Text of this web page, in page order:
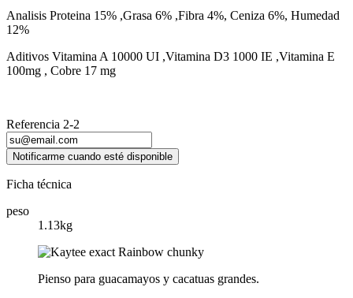
Analisis Proteina 15% ,Grasa 6% ,Fibra 4%, Ceniza 6%, Humedad
12%
Aditivos Vitamina A 10000 UI ,Vitamina D3 1000 IE ,Vitamina E
100mg , Cobre 17 mg
Referencia 2-2
Notificarme cuando esté disponible
Ficha técnica
peso
1.13kg
Pienso para guacamayos y cacatuas grandes.